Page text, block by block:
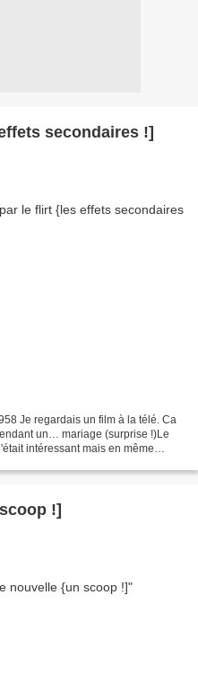
secondaires !]
Je regardais un film à la télé. Ca
un… mariage (surprise !)Le
intéressant mais en même
!]